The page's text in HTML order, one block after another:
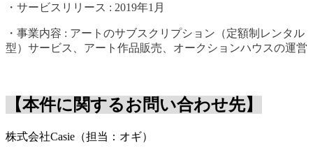
・サービスリリース : 2019年1月
・事業内容 : アートのサブスクリプション（定額制レンタル
型）サービス、アート作品販売、オークションハウスの運営
【本件に関するお問い合わせ先】
株式会社Casie（担当：オギ）